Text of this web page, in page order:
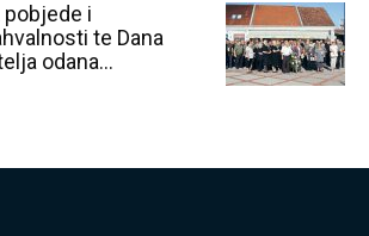
pobjede i
te Dana
odana...